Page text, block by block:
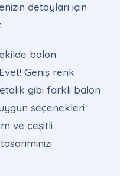
detayları için
balon
Evet! Geniş renk
gibi farklı balon
seçenekleri
ve çeşitli